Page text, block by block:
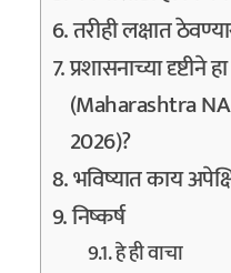
तरीही लक्षात
प्रशासनाच्या दृष्टीने
(Maharashtra
2026)?
भविष्यात काय
निष्कर्ष
हे ही वाचा